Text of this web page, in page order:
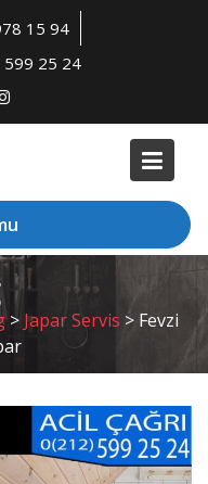
15 94
599 25 24
> Japar Servis > Fevzi